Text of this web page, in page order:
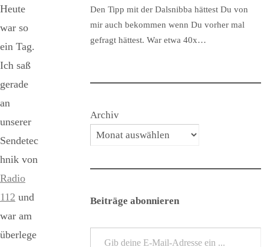
Heute
war so
ein Tag.
Ich saß
gerade
an
unserer
Sendetec
hnik von
Radio
112 und
war am
überlege
Den Tipp mit der Dalsnibba hättest Du von
mir auch bekommen wenn Du vorher mal
gefragt hättest. War etwa 40x…
Archiv
Beiträge abonnieren
Gib deine E-Mail-Adresse ein ...